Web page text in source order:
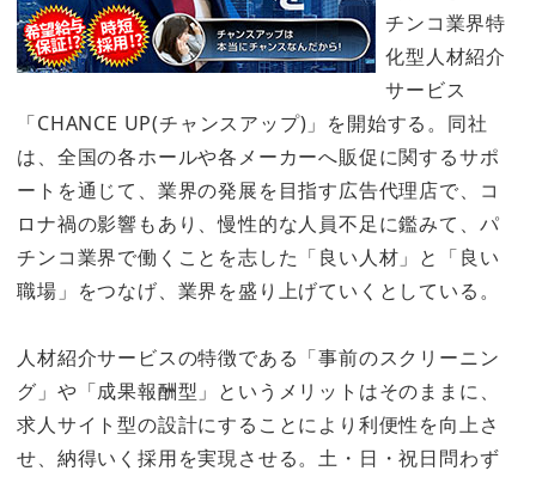
チンコ業界特
化型人材紹介
サービス
「CHANCE UP(チャンスアップ)」を開始する。同社
は、全国の各ホールや各メーカーへ販促に関するサポ
ートを通じて、業界の発展を目指す広告代理店で、コ
ロナ禍の影響もあり、慢性的な人員不足に鑑みて、パ
チンコ業界で働くことを志した「良い人材」と「良い
職場」をつなげ、業界を盛り上げていくとしている。
人材紹介サービスの特徴である「事前のスクリーニン
グ」や「成果報酬型」というメリットはそのままに、
求人サイト型の設計にすることにより利便性を向上さ
せ、納得いく採用を実現させる。土・日・祝日問わず